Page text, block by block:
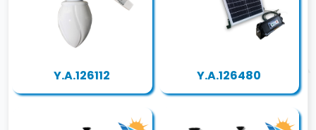
Y.A.126112 Y.A.126480